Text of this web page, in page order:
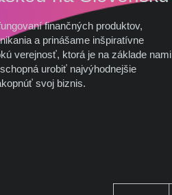
finančných produktov,
a prinášame inšpiratívne
verejnosť, ktorá je na základe nami
urobiť najvýhodnejšie
svoj biznis.